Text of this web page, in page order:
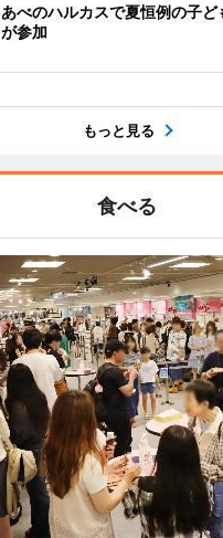
あべのハルカスで夏恒例の子
が参加
もっと見る
食べる